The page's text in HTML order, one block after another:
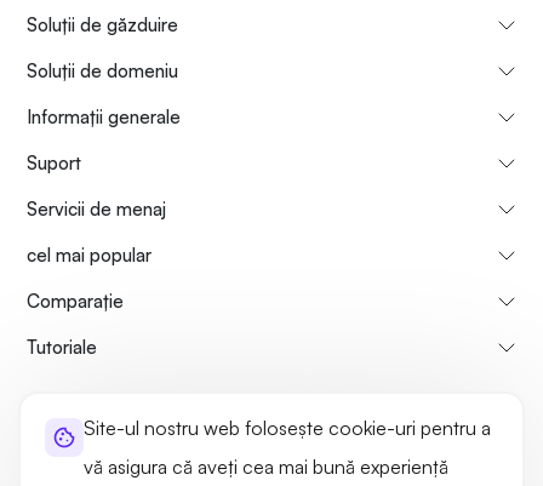
Site-ul nostru web folosește cookie-uri pentru a
vă asigura că aveți cea mai bună experiență
Soluții de găzduire
Soluții de domeniu
Informații generale
Suport
Servicii de menaj
cel mai popular
Comparaţie
Tutoriale
Informații despre noiPolitica de rambursare a plăților
Termeni de utilizare
Harta site-ului